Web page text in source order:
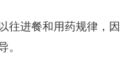
往进餐和用药规律，因
。